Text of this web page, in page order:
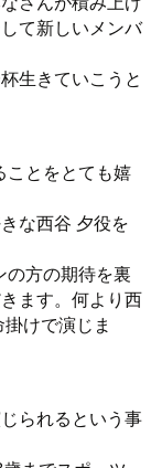
て新しいメンバ
生きていこうと
ことをとても嬉
な西谷 夕役を
の方の期待を裏
ます。何より西
けで演じま
られるという事